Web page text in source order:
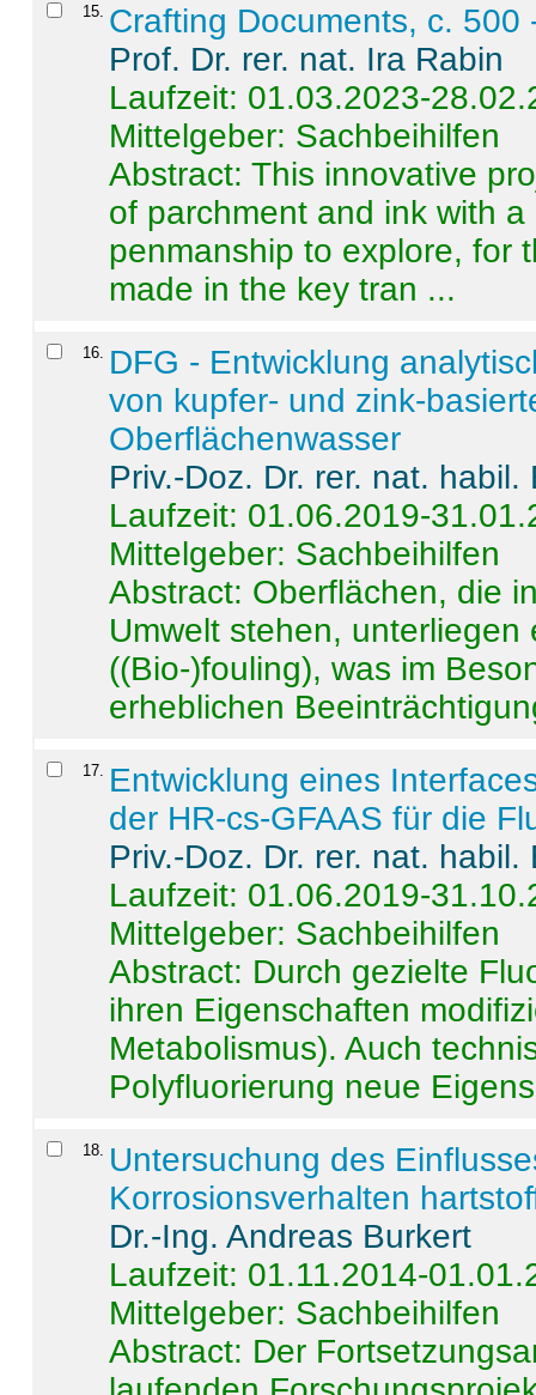
15 Crafting Documents, c. 500
Prof. Dr. rer. nat. Ira Rabin
Laufzeit: 01.03.2023-
Mittelgeber: Sachbeihilfen
Abstract:This innovative
of parchment and ink with
penmanship to explore, for
made in the key tran ...
16
DFG - Entwicklung
von kupfer- und zink-
Oberflächenwasser
Priv.-Doz. Dr. rer. nat.
Laufzeit: 01.06.2019-
Mittelgeber: Sachbeihilfen
Abstract: Oberflächen, die
Umwelt stehen,
((Bio-)fouling), was im
erheblichen
17
Entwicklung eines
der HR-cs-GFAAS für die
Priv.-Doz. Dr. rer. nat.
Laufzeit: 01.06.2019-
Mittelgeber: Sachbeihilfen
Abstract: Durch gezielte
ihren Eigenschaften
Metabolismus). Auch
Polyfluorierung neue
18
Untersuchung des
Korrosionsverhalten
Dr.-Ing. Andreas Burkert
Laufzeit: 01.11.2014-
Mittelgeber: Sachbeihilfen
Abstract: Der